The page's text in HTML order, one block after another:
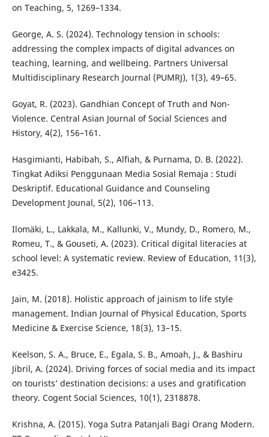
on Teaching, 5, 1269–1334.
George, A. S. (2024). Technology tension in schools:
addressing the complex impacts of digital advances on
teaching, learning, and wellbeing. Partners Universal
Multidisciplinary Research Journal (PUMRJ), 1(3), 49–65.
Goyat, R. (2023). Gandhian Concept of Truth and Non-
Violence. Central Asian Journal of Social Sciences and
History, 4(2), 156–161.
Hasgimianti, Habibah, S., Alfiah, & Purnama, D. B. (2022).
Tingkat Adiksi Penggunaan Media Sosial Remaja : Studi
Deskriptif. Educational Guidance and Counseling
Development Jounal, 5(2), 106–113.
Ilomäki, L., Lakkala, M., Kallunki, V., Mundy, D., Romero, M.,
Romeu, T., & Gouseti, A. (2023). Critical digital literacies at
school level: A systematic review. Review of Education, 11(3),
e3425.
Jain, M. (2018). Holistic approach of jainism to life style
management. Indian Journal of Physical Education, Sports
Medicine & Exercise Science, 18(3), 13–15.
Keelson, S. A., Bruce, E., Egala, S. B., Amoah, J., & Bashiru
Jibril, A. (2024). Driving forces of social media and its impact
on tourists’ destination decisions: a uses and gratification
theory. Cogent Social Sciences, 10(1), 2318878.
Krishna, A. (2015). Yoga Sutra Patanjali Bagi Orang Modern.